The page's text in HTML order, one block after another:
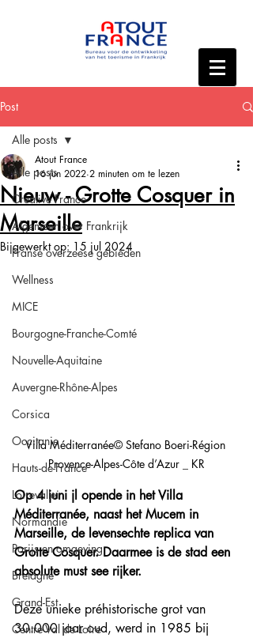
Post
Alle posts
Creative France
Algemeen over Frankrijk
Franse overzeese gebieden
Wellness
MICE
Bourgogne-Franche-Comté
Nouvelle-Aquitaine
Auvergne-Rhône-Alpes
Corsica
Occitanie
Hauts-de-France
Loirevallei
Normandie
Parijs en omgeving
Bretagne
Grand-Est
Centre Val de Loire
Alle posts
Nieuw - Grotte Cosquer in
Marseille
Atout France
16 jun 2022 2 minuten om te lezen
Bijgewerkt op: 15 jul 2024
Villa Méditerranée© Stefano Boeri-Région
Provence-Alpes-Côte d’Azur _ KR
Op 4 juni jl opende in het Villa
Méditerranée, naast het Mucem in
Marseille, de levensechte replica van
Grotte Cosquer. Daarmee is de stad een
absolute must see rijker.
Deze unieke préhistorische grot van
30.000 jaar oud, werd in 1985 bij